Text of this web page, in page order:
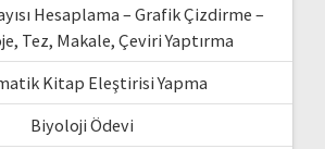
Hesaplama – Grafik Çizdirme –
Tez, Makale, Çeviri Yaptırma
Kitap Eleştirisi Yapma
Biyoloji Ödevi